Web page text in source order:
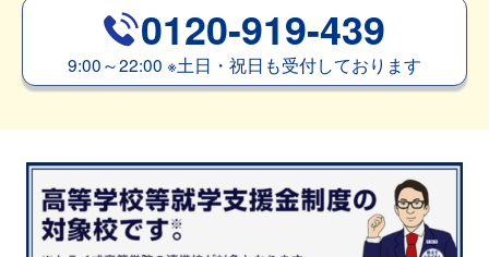
0120-919-439
9:00～22:00 ※土日・祝日も受付しております